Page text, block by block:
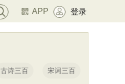
APP 登录
古诗三百 宋词三百